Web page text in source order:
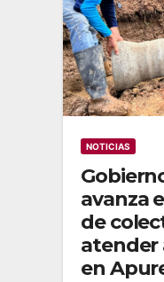
NOTICIAS
avanza
de
atender
en